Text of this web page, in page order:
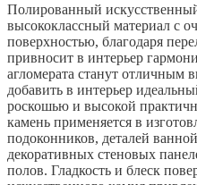
Полированный
высококлассный материал с
поверхностью, благодаря
привносит в интерьер
агломерата станут отличным
добавить в интерьер
роскошью и высокой
камень применяется в
подоконников, деталей
декоративных стеновых
полов. Гладкость и блеск